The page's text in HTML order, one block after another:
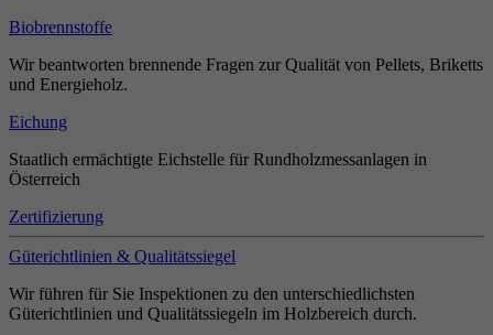
Biobrennstoffe
Wir beantworten brennende Fragen zur Qualität von Pellets, Briketts
und Energieholz.
Eichung
Staatlich ermächtigte Eichstelle für Rundholzmessanlagen in
Österreich
Zertifizierung
Güterichtlinien & Qualitätssiegel
Wir führen für Sie Inspektionen zu den unterschiedlichsten
Güterichtlinien und Qualitätssiegeln im Holzbereich durch.